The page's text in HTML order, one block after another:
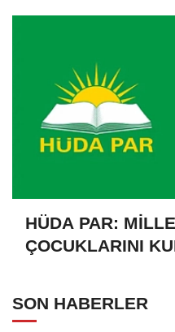
HÜDA PAR:
ÇOCUKLARINI
SON HABERLER